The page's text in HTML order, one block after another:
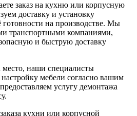
заказ на кухню или корпусную
доставку и установку
готовности на производстве. Мы
транспортными компаниями,
и быструю доставку
наши специалисты
мебели согласно вашим
услугу демонтажа
кухни или корпусной